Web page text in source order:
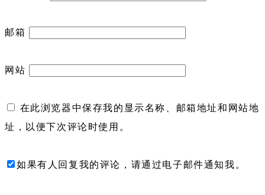
邮箱
网站
在此浏览器中保存我的显示名称、邮箱地址和网站地
址，以便下次评论时使用。
如果有人回复我的评论，请通过电子邮件通知我。